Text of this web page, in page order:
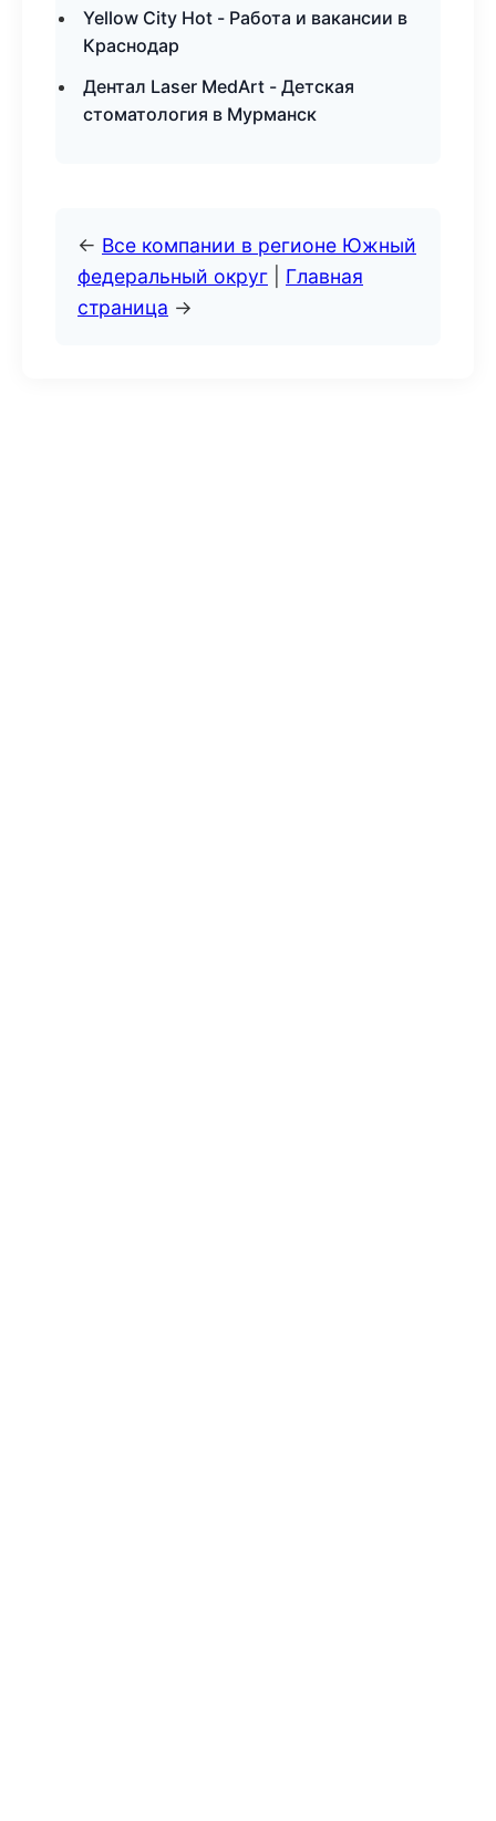
Yellow City Hot - Работа и вакансии в
Краснодар
Дентал Laser MedArt - Детская
стоматология в Мурманск
← Все компании в регионе Южный
федеральный округ
Главная
страница →